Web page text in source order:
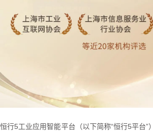
恒行5工业应用智能平台（以下简称“恒行5平台”